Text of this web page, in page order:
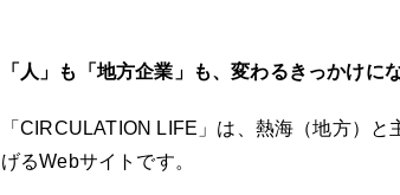
「人」も「地方企業」も、変わるきっかけに
「CIRCULATION LIFE」は、熱海（地方）
げるWebサイトです。